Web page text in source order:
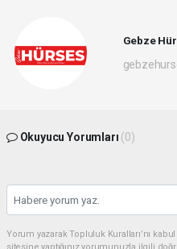
Gebze
Okuyucu Yorumları (0)
Yorum yazarak Topluluk Kuralları’nı
sitesine yaptığınız yorumunuzla ilgili